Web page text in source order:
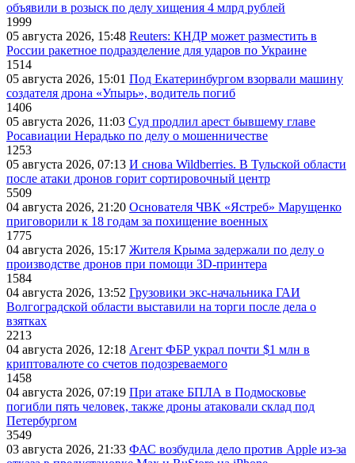
объявили в розыск по делу хищения 4 млрд рублей
1999
05 августа 2026, 15:48 Reuters: КНДР может разместить в
России ракетное подразделение для ударов по Украине
1514
05 августа 2026, 15:01 Под Екатеринбургом взорвали машину
создателя дрона «Упырь», водитель погиб
1406
05 августа 2026, 11:03 Суд продлил арест бывшему главе
Росавиации Нерадько по делу о мошенничестве
1253
05 августа 2026, 07:13 И снова Wildberries. В Тульской области
после атаки дронов горит сортировочный центр
5509
04 августа 2026, 21:20 Основателя ЧВК «Ястреб» Марущенко
приговорили к 18 годам за похищение военных
1775
04 августа 2026, 15:17 Жителя Крыма задержали по делу о
производстве дронов при помощи 3D‑принтера
1584
04 августа 2026, 13:52 Грузовики экс-начальника ГАИ
Волгоградской области выставили на торги после дела о
взятках
2213
04 августа 2026, 12:18 Агент ФБР украл почти $1 млн в
криптовалюте со счетов подозреваемого
1458
04 августа 2026, 07:19 При атаке БПЛА в Подмосковье
погибли пять человек, также дроны атаковали склад под
Петербургом
3549
03 августа 2026, 21:33 ФАС возбудила дело против Apple из-за